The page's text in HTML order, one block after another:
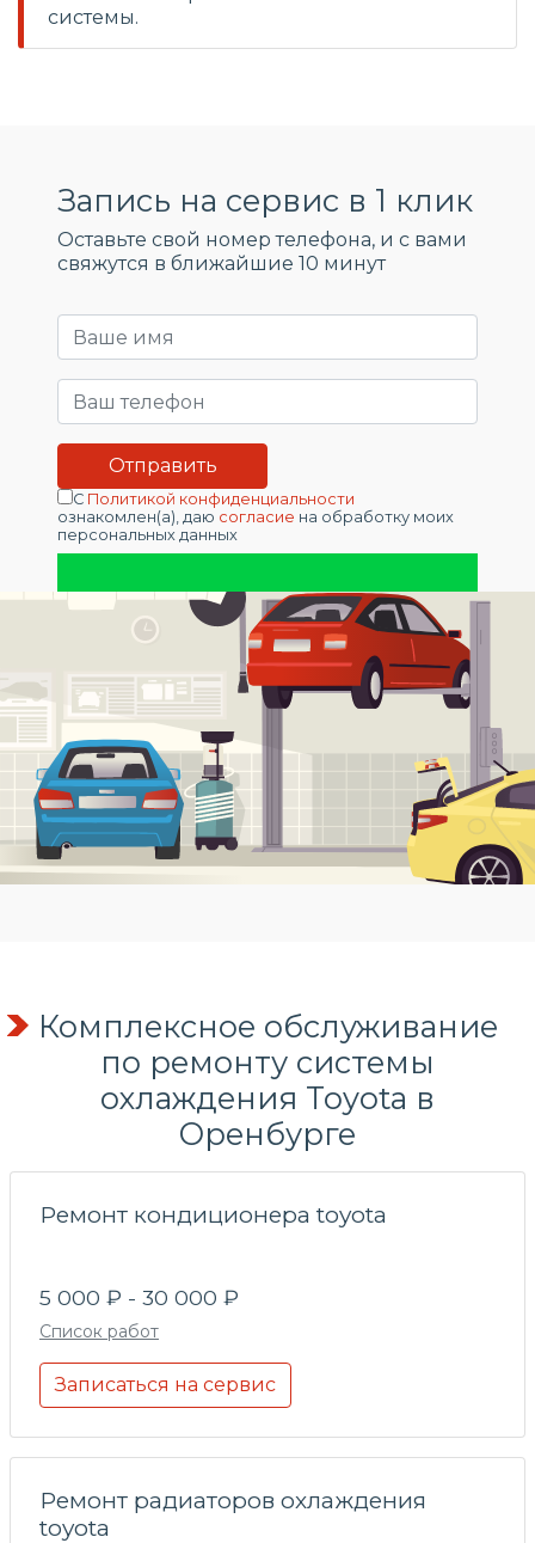
системы.
Запись на сервис в 1 клик
Оставьте свой номер телефона, и c вами
свяжутся в ближайшие 10 минут
С Политикой конфиденциальности
ознакомлен(а), даю согласие на обработку моих
персональных данных
Комплексное обслуживание
по ремонту системы
охлаждения Toyota в
Оренбурге
Ремонт кондиционера toyota
5 000 ₽ - 30 000 ₽
Список работ
Записаться на сервис
Ремонт радиаторов охлаждения
toyota